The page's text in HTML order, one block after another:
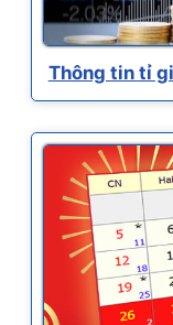
Thông tin tỉ